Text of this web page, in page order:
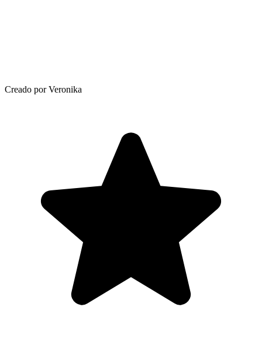
Creado por Veronika